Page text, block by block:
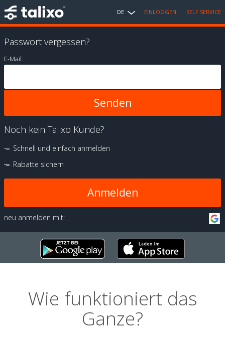
DE EINLOGGEN SELF SERVICE
Passwort vergessen?
E-Mail:
Noch kein Talixo Kunde?
Schnell und einfach anmelden
Rabatte sichern
Anmelden
neu anmelden mit:
Wie funktioniert das
Ganze?